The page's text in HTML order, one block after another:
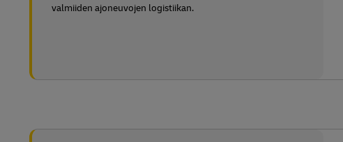
valmiiden ajoneuvojen logistiikan.